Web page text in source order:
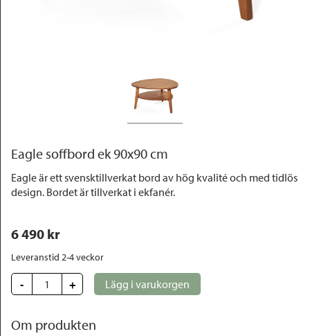
Eagle soffbord ek 90x90 cm
Eagle är ett svensktillverkat bord av hög kvalité och med tidlös
design. Bordet är tillverkat i ekfanér.
6 490 kr
Leveranstid 2-4 veckor
- + Lägg i varukorgen
Om produkten